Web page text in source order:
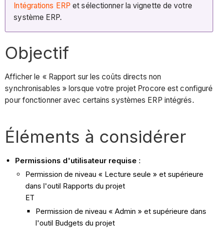
Intégrations ERP et sélectionner la vignette de votre
système ERP.
Objectif
Afficher le « Rapport sur les coûts directs non
synchronisables » lorsque votre projet Procore est configuré
pour fonctionner avec certains systèmes ERP intégrés.
Éléments à considérer
Permissions d'utilisateur requise :
Permission de niveau « Lecture seule » et supérieure
dans l'outil Rapports du projet
ET
Permission de niveau « Admin » et supérieure dans
l'outil Budgets du projet